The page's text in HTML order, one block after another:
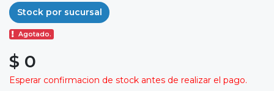
Stock por sucursal
Agotado.
$ 0
Esperar confirmacion de stock antes de realizar el pago.